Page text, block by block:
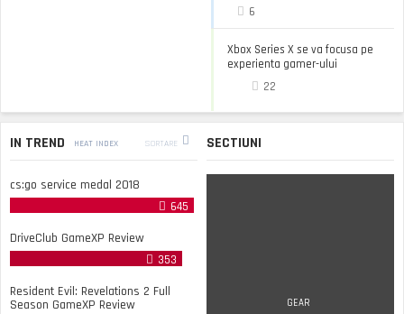
6
Xbox Series X se va focusa pe
experienta gamer-ului
22
IN TREND HEAT INDEX SORTARE
cs:go service medal 2018
645
DriveClub GameXP Review
353
Resident Evil: Revelations 2 Full
Season GameXP Review
SECTIUNI
GEAR